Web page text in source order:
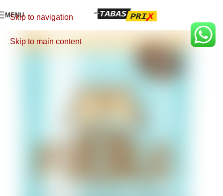
Skip to navigation
Skip to main content
MENU